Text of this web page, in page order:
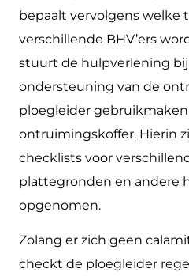
bepaalt vervolgens welke
verschillende BHV’ers
stuurt de hulpverlening bij
ondersteuning van de
ploegleider gebruikmaken
ontruimingskoffer. Hierin
checklists voor
plattegronden en andere
opgenomen.
Zolang er zich geen
checkt de ploegleider